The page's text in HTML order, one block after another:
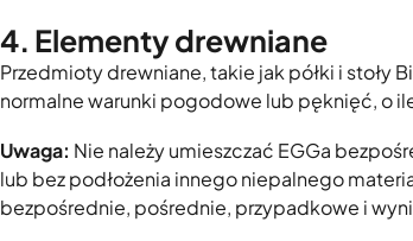
4. Elementy drewniane
Przedmioty drewniane, takie jak półki i stoły
normalne warunki pogodowe lub pęknięć, o
Uwaga: Nie należy umieszczać EGGa
lub bez podłożenia innego niepalnego
bezpośrednie, pośrednie, przypadkowe i